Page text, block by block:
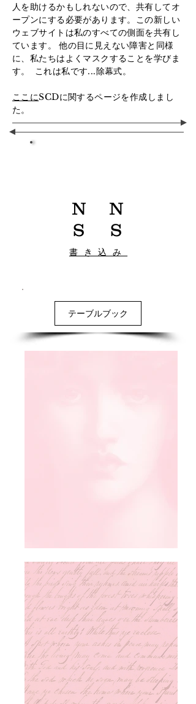
人を助けるかもしれないので、共有してオ
ープンにする必要があります。この新しい
ウェブサイトは私のすべての側面を共有し
ています。
他の目に見えない障害と同様
に、私たちはよくマスクすることを学びま
す。
これは私です...除幕式。
ここにSCDに関するページを作成しまし
た。
N
S
N
S
書き込み
テーブルブック